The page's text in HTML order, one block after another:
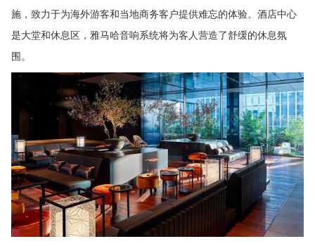
施，致力于为海外游客和当地商务客户提供难忘的体验。酒店中心
是大堂和休息区，雅马哈音响系统将为客人营造了舒缓的休息氛
围。